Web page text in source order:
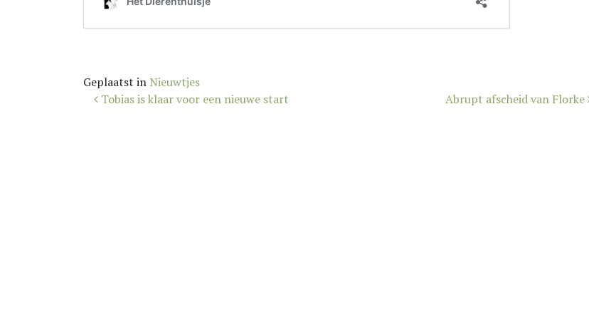
Geplaatst in Nieuwtjes
Bericht
Tobias is klaar voor een nieuwe start Abrupt afscheid van Florke